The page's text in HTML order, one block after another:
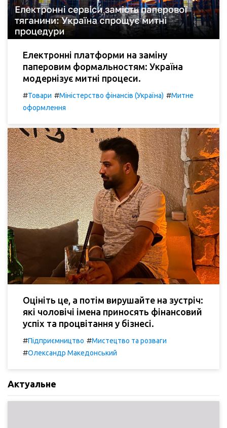
Електронні платформи на заміну
паперовим формальностям: Україна
модернізує митні процеси.
#Товари #Міністерство фінансів (Україна) #Митне
оформлення
Оцініть це, а потім вирушайте на зустріч:
які чоловічі імена приносять фінансовий
успіх та процвітання у бізнесі.
#Підприємництво #Мистецтво та розваги
#Олександр Македонський
Актуальне